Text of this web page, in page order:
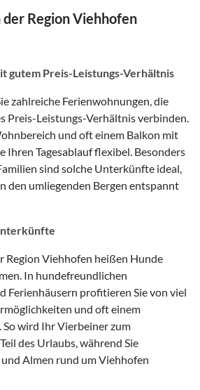
Region Viehhofen
gutem Preis-Leistungs-Verhältnis
zahlreiche Ferienwohnungen, die
Preis-Leistungs-Verhältnis verbinden.
und oft einem Balkon mit
Ihren Tagesablauf flexibel. Besonders
sind solche Unterkünfte ideal,
den umliegenden Bergen entspannt
Region Viehhofen heißen Hunde
In hundefreundlichen
Ferienhäusern profitieren Sie von viel
und oft einem
wird Ihr Vierbeiner zum
des Urlaubs, während Sie
Almen rund um Viehhofen